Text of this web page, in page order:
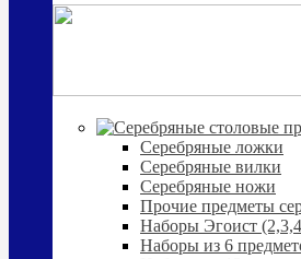
Серебряные ложки
Серебряные вилки
Серебряные ножи
Прочие предметы
Наборы Эгоист
Наборы из 6